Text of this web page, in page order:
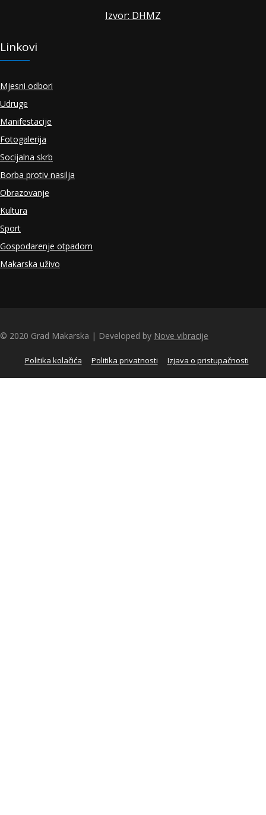
Izvor: DHMZ
Linkovi
Mjesni odbori
Udruge
Manifestacije
Fotogalerija
Socijalna skrb
Borba protiv nasilja
Obrazovanje
Kultura
Sport
Gospodarenje otpadom
Makarska uživo
© 2020 Grad Makarska | Developed by Nove vibracije
Politika kolačića Politika privatnosti Izjava o pristupačnosti